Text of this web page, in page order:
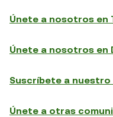
Únete a nosotros en
Únete a nosotros en
Suscríbete a nuestro
Únete a otras